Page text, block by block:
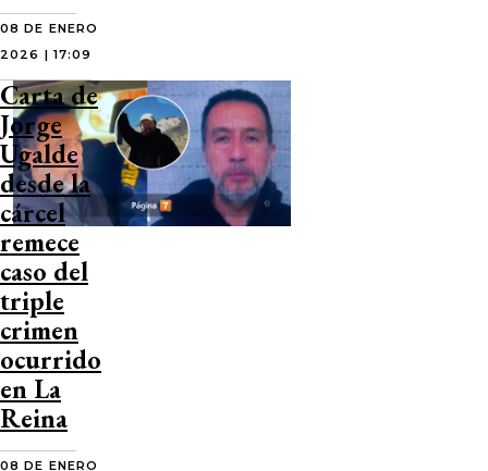
08 DE ENERO
2026 | 17:09
Carta de
Jorge
Ugalde
desde la
cárcel
remece
caso del
triple
crimen
ocurrido
en La
Reina
08 DE ENERO